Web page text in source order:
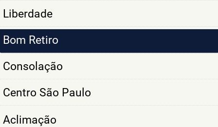
Liberdade
Bom Retiro
Consolação
Centro São Paulo
Aclimação